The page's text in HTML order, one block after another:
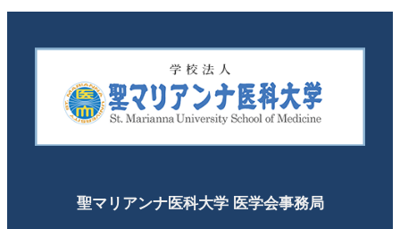
聖マリアンナ医科大学 医学会事務局